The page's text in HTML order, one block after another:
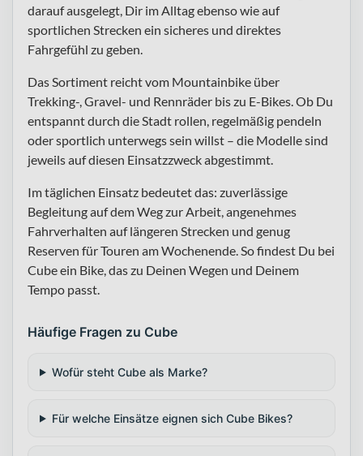
darauf ausgelegt, Dir im Alltag ebenso wie auf
sportlichen Strecken ein sicheres und direktes
Fahrgefühl zu geben.
Das Sortiment reicht vom Mountainbike über
Trekking-, Gravel- und Rennräder bis zu E-Bikes. Ob Du
entspannt durch die Stadt rollen, regelmäßig pendeln
oder sportlich unterwegs sein willst – die Modelle sind
jeweils auf diesen Einsatzzweck abgestimmt.
Im täglichen Einsatz bedeutet das: zuverlässige
Begleitung auf dem Weg zur Arbeit, angenehmes
Fahrverhalten auf längeren Strecken und genug
Reserven für Touren am Wochenende. So findest Du bei
Cube ein Bike, das zu Deinen Wegen und Deinem
Tempo passt.
Häufige Fragen zu Cube
Wofür steht Cube als Marke?
Für welche Einsätze eignen sich Cube Bikes?